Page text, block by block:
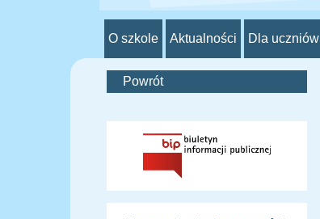
O szkole Aktualności Dla uczniów
Powrót